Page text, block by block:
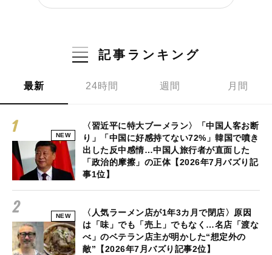
記事ランキング
最新 24時間 週間 月間
NEW
〈習近平に特大ブーメラン〉「中国人客お断
り」「中国に好感持てない72%」韓国で噴き
出した反中感情…中国人旅行者が直面した
「政治的摩擦」の正体【2026年7月バズり記
事1位】
NEW
〈人気ラーメン店が1年3カ月で閉店〉原因
は「味」でも「売上」でもなく…名店「渡な
べ」のベテラン店主が明かした“想定外の
敵”【2026年7月バズり記事2位】